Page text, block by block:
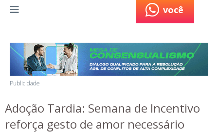
você
Publicidade
Adoção Tardia: Semana de Incentivo
reforça gesto de amor necessário